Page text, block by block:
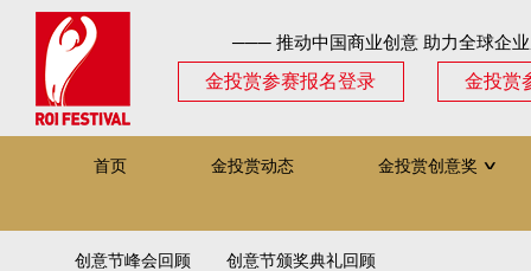
─── 推动中国商业创意 助力全球企
金投赏参赛报名登录
金投赏
首页 金投赏动态 金投赏创意奖 ∨
创意节峰会回顾 创意节颁奖典礼回顾